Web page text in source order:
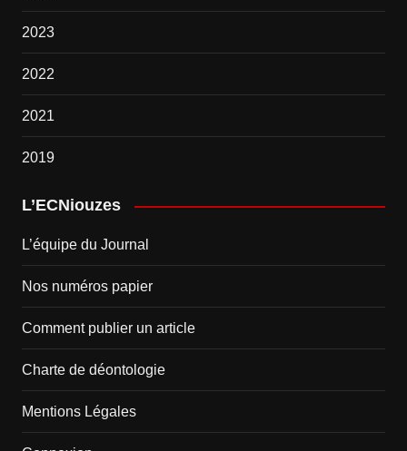
2023
2022
2021
2019
L’ECNiouzes
L’équipe du Journal
Nos numéros papier
Comment publier un article
Charte de déontologie
Mentions Légales